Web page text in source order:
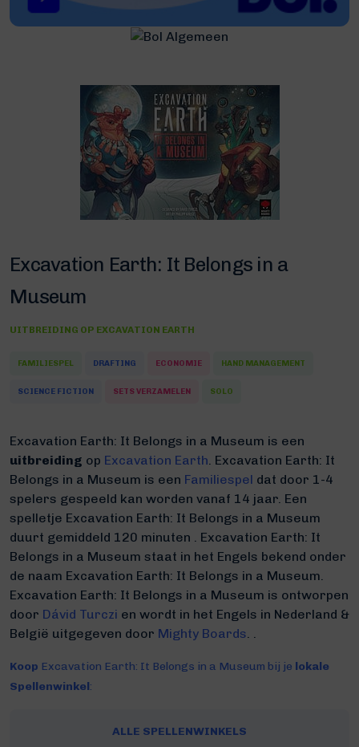
Excavation Earth: It Belongs in a
Museum
UITBREIDING OP EXCAVATION EARTH
FAMILIESPEL DRAFTING ECONOMIE HAND MANAGEMENT
SCIENCE FICTION SETS VERZAMELEN SOLO
Excavation Earth: It Belongs in a Museum is een
uitbreiding op Excavation Earth. Excavation Earth: It
Belongs in a Museum is een Familiespel dat door 1-4
spelers gespeeld kan worden vanaf 14 jaar. Een
spelletje Excavation Earth: It Belongs in a Museum
duurt gemiddeld 120 minuten . Excavation Earth: It
Belongs in a Museum staat in het Engels bekend onder
de naam Excavation Earth: It Belongs in a Museum.
Excavation Earth: It Belongs in a Museum is ontworpen
door Dávid Turczi en wordt in het Engels in Nederland &
België uitgegeven door Mighty Boards. .
Koop Excavation Earth: It Belongs in a Museum bij je lokale
Spellenwinkel:
ALLE SPELLENWINKELS